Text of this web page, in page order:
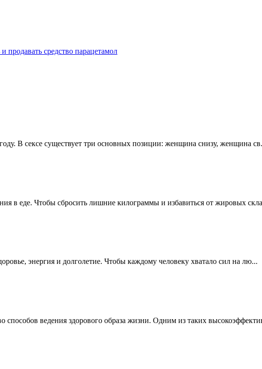
продавать средство парацетамол
В сексе существует три основных позиции: женщина снизу, женщина
в еде. Чтобы сбросить лишние килограммы и избавиться от жировых
энергия и долголетие. Чтобы каждому человеку хватало сил на лю...
способов ведения здорового образа жизни. Одним из таких